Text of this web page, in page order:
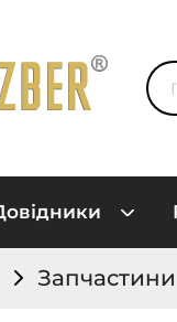
Запчастини